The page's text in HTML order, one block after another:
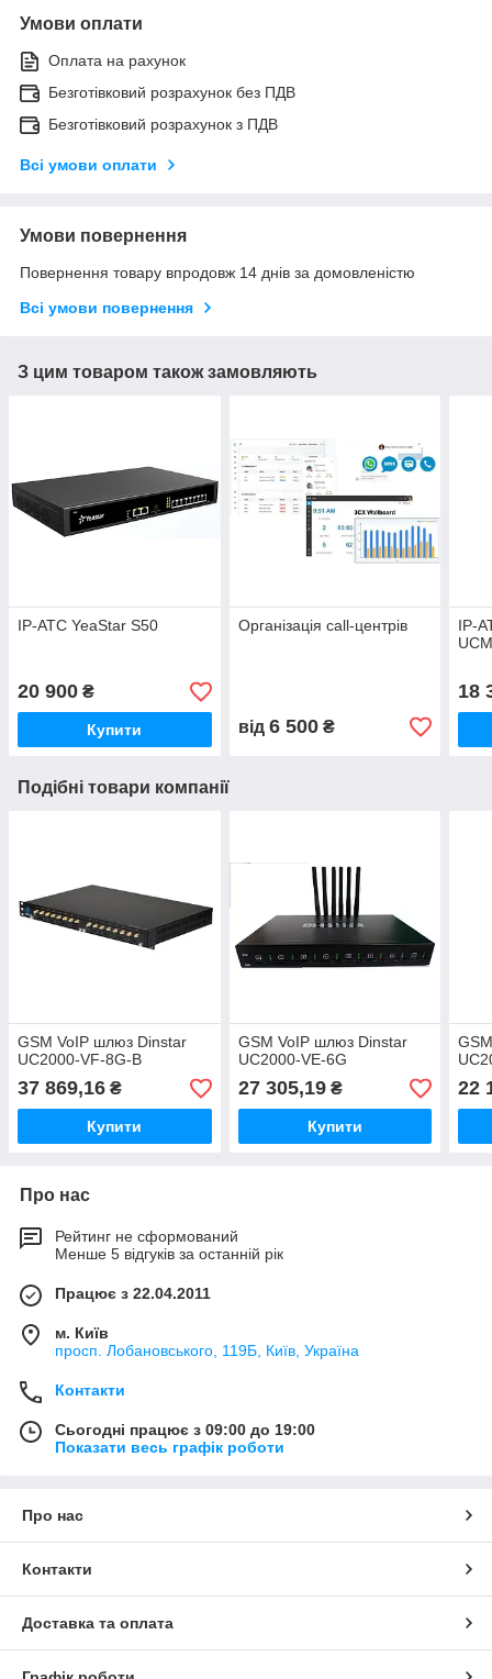
Умови оплати
Оплата на рахунок
Безготівковий розрахунок без ПДВ
Безготівковий розрахунок з ПДВ
Всі умови оплати
Умови повернення
Повернення товару впродовж 14 днів за домовленістю
Всі умови повернення
З цим товаром також замовляють
IP-АТС YeaStar S50
20 900 ₴
Купити
Організація call-центрів
від 6 500₴
IP-
18
Подібні товари компанії
GSM VoIP шлюз Dinstar
UC2000-VF-8G-B
37 869,16 ₴
Купити
GSM VoIP шлюз Dinstar
UC2000-VE-6G
27 305,19₴
Купити
22
Про нас
Рейтинг не сформований
Менше 5 відгуків за останній рік
Працює з 22.04.2011
м. Київ
просп. Лобановського, 119Б, Київ, Україна
Контакти
Сьогодні працює з 09:00 до 19:00
Показати весь графік роботи
Про нас
Контакти
Доставка та оплата